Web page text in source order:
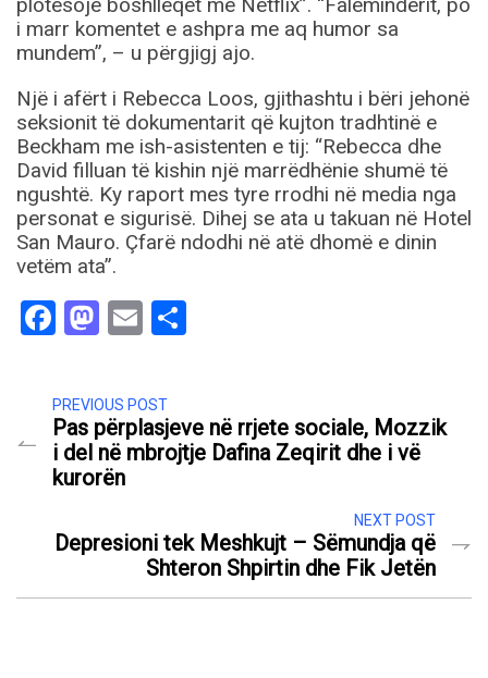
i marr komentet e ashpra me aq humor sa
mundem”, – u përgjigj ajo.
Një i afërt i Rebecca Loos, gjithashtu i bëri jehonë
seksionit të dokumentarit që kujton tradhtinë e
Beckham me ish-asistenten e tij: “Rebecca dhe
David filluan të kishin një marrëdhënie shumë të
ngushtë. Ky raport mes tyre rrodhi në media nga
personat e sigurisë. Dihej se ata u takuan në Hotel
San Mauro. Çfarë ndodhi në atë dhomë e dinin
vetëm ata”.
Facebook
Mastodon
Email
PREVIOUS POST
Pas përplasjeve në rrjete sociale, Mozzik
i del në mbrojtje Dafina Zeqirit dhe i vë
kurorën
NEXT POST
Depresioni tek Meshkujt – Sëmundja që
Shteron Shpirtin dhe Fik Jetën